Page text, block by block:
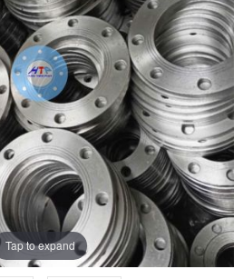
Tap to expand
TƯ VẤN MIỄN PHÍ